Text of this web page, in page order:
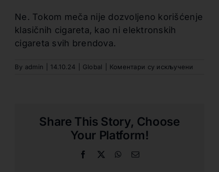
Ne. Tokom meča nije dozvoljeno korišćenje
klasičnih cigareta, kao ni elektronskih
cigareta svih brendova.
By admin 14.10.24 Global Коментари су искључени
Share This Story, Choose
Your Platform!
Facebook WhatsApp
Email